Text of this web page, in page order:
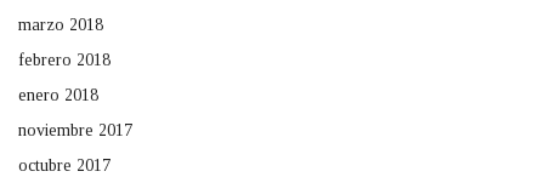
marzo 2018
febrero 2018
enero 2018
noviembre 2017
octubre 2017